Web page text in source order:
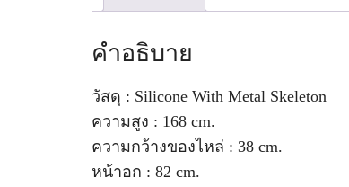
คำอธิบาย
วัสดุ : Silicone With Metal Skeleton
ความสูง : 168 cm.
ความกว้างของไหล่ : 38 cm.
หน้าอก : 82 cm.